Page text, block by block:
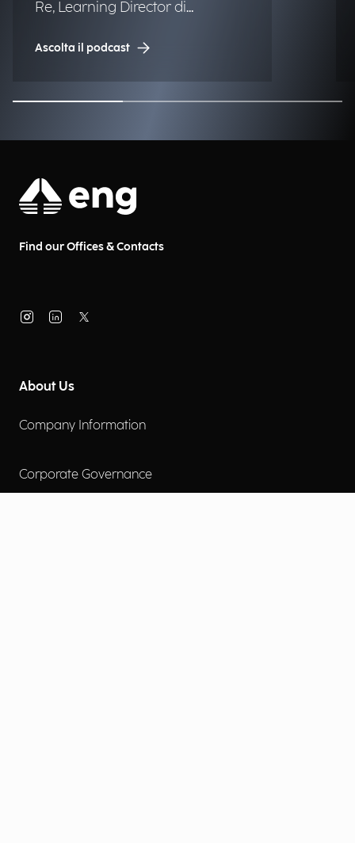
Re, Learning Director di
Ascolta il podcast
Find our Offices & Contacts
About Us
Company Information
Corporate Governance